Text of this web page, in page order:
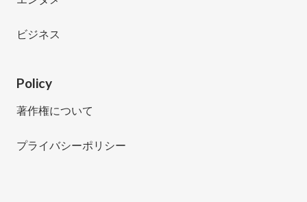
ビジネス
Policy
著作権について
プライバシーポリシー